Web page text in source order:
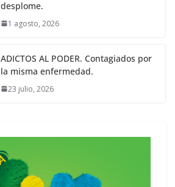
desplome.
1 agosto, 2026
ADICTOS AL PODER. Contagiados por
la misma enfermedad.
23 julio, 2026